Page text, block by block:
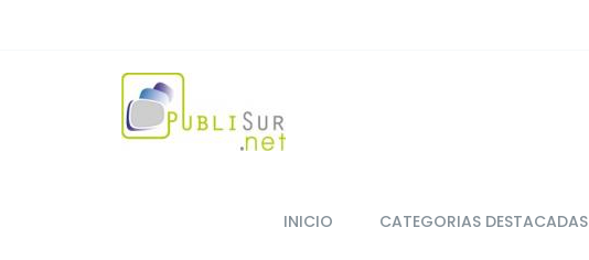
INICIO CATEGORIAS DESTACADAS